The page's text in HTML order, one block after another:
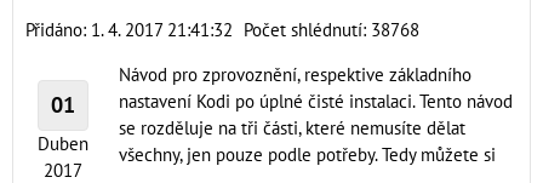
Přidáno: 1. 4. 2017 21:41:32 Počet shlédnutí: 38768
01
Duben
2017
Návod pro zprovoznění, respektive základního
nastavení Kodi po úplné čisté instalaci. Tento návod
se rozděluje na tři části, které nemusíte dělat
všechny, jen pouze podle potřeby. Tedy můžete si